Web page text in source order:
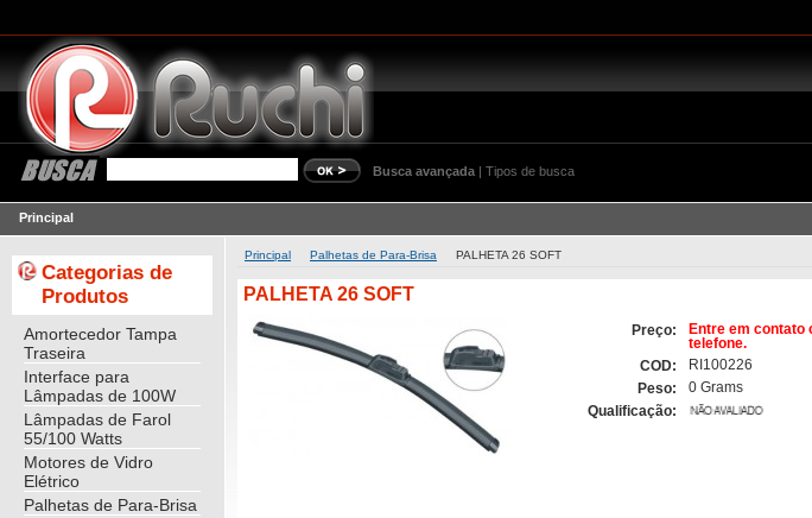
Busca avançada | Tipos de busca
Principal
Categorias de
Produtos
Amortecedor Tampa
Traseira
Interface para
Lâmpadas de 100W
Lâmpadas de Farol
55/100 Watts
Motores de Vidro
Elétrico
Palhetas de Para-Brisa
Principal Palhetas de Para-Brisa PALHETA 26 SOFT
PALHETA 26 SOFT
Preço:
Entre em contato
telefone.
COD:
RI100226
Peso:
0 Grams
Qualificação: